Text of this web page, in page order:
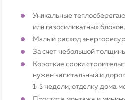
Уникальные
или газосиликатных блоков.
Малый расход
За счет небольшой
Короткие сроки
нужен капитальный и
1-3 недели, отделку дома